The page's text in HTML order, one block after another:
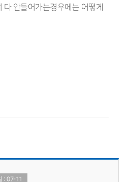
다 안들어가는경우에는 어떻게
: 07-11